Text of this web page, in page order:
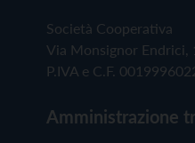
Società Cooperativa
Via Monsignor Endrici,
P.IVA e C.F.
Amministrazione